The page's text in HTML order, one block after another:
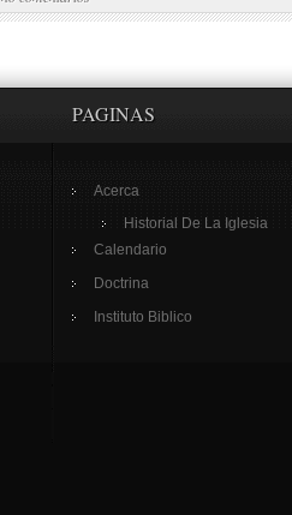
PAGINAS
Acerca
Historial De La Iglesia
Calendario
Doctrina
Instituto Biblico